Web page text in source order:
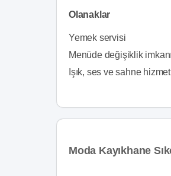
Olanaklar
Yemek servisi
Menüde değişiklik imkanı
Işık, ses ve sahne
Moda Kayıkhane